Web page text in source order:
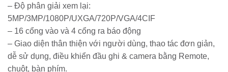
– Độ phân giải xem lại:
5MP/3MP/1080P/UXGA/720P/VGA/4CIF
– 16 cổng vào và 4 cổng ra báo động
– Giao diện thân thiện với người dùng, thao tác đơn giản,
dễ sử dụng, điều khiển đầu ghi & camera bằng Remote,
chuột, bàn phím.